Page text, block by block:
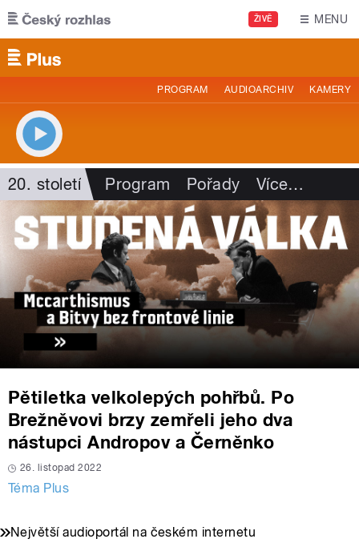
Přejít k hlavnímu obsahu
ŽIVĚ MENU
PROGRAM AUDIOARCHIV KAMERY
20. století Program Pořady Více…
Pětiletka velkolepých pohřbů. Po
Brežněvovi brzy zemřeli jeho dva
nástupci Andropov a Černěnko
26. listopad 2022
Téma Plus
Největší audioportál na českém internetu